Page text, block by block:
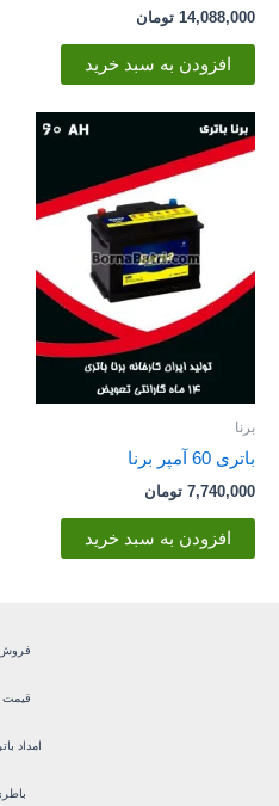
14,088,000 تومان
افزودن به سبد خرید
برنا
باتری 60 آمپر برنا
7,740,000 تومان
افزودن به سبد خرید
فروش
قیمت
امداد